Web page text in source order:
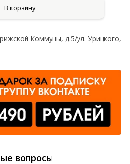
В корзину
Коммуны, д.5/ул. Урицкого,
вопросы